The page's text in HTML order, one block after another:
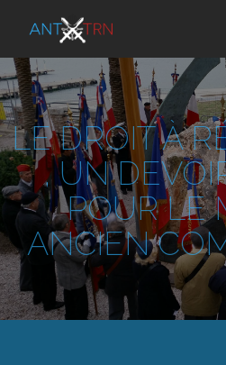
LE DROIT À
, UN
POUR LE
ANCIEN